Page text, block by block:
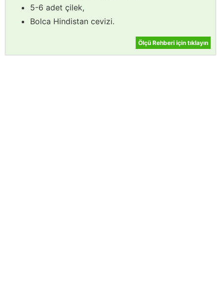
5-6 adet çilek,
Bolca Hindistan cevizi.
Ölçü Rehberi için tıklayın